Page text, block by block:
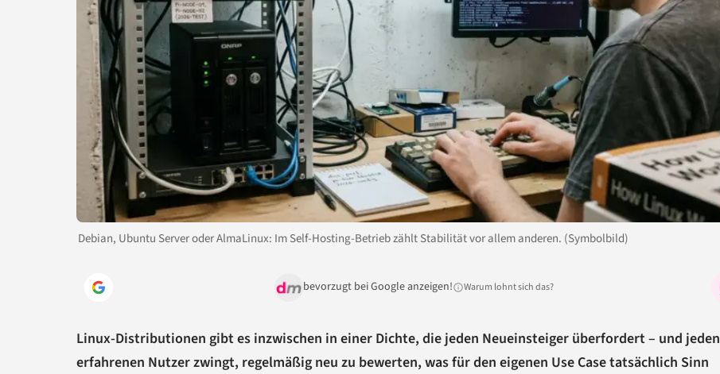
Debian, Ubuntu Server oder AlmaLinux: Im Self-Hosting-Betrieb zählt Stabilität vor allem anderen. (Symbolbild)
bevorzugt bei Google anzeigen! Warum lohnt sich das?
Linux-Distributionen gibt es inzwischen in einer Dichte, die jeden Neueinsteiger überfordert – und jeden
erfahrenen Nutzer zwingt, regelmäßig neu zu bewerten, was für den eigenen Use Case tatsächlich Sinn